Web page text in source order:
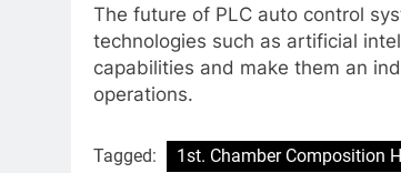
The future of PLC auto control
technologies such as artificial
capabilities and make them an
operations.
Tagged: 1st. Chamber Composition